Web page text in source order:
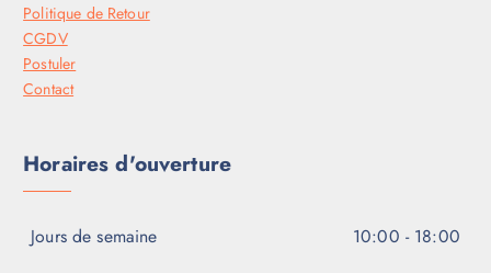
Politique de Retour
CGDV
Postuler
Contact
Horaires d'ouverture
Jours de semaine
10:00 - 18:00